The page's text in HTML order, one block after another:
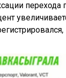
перехода